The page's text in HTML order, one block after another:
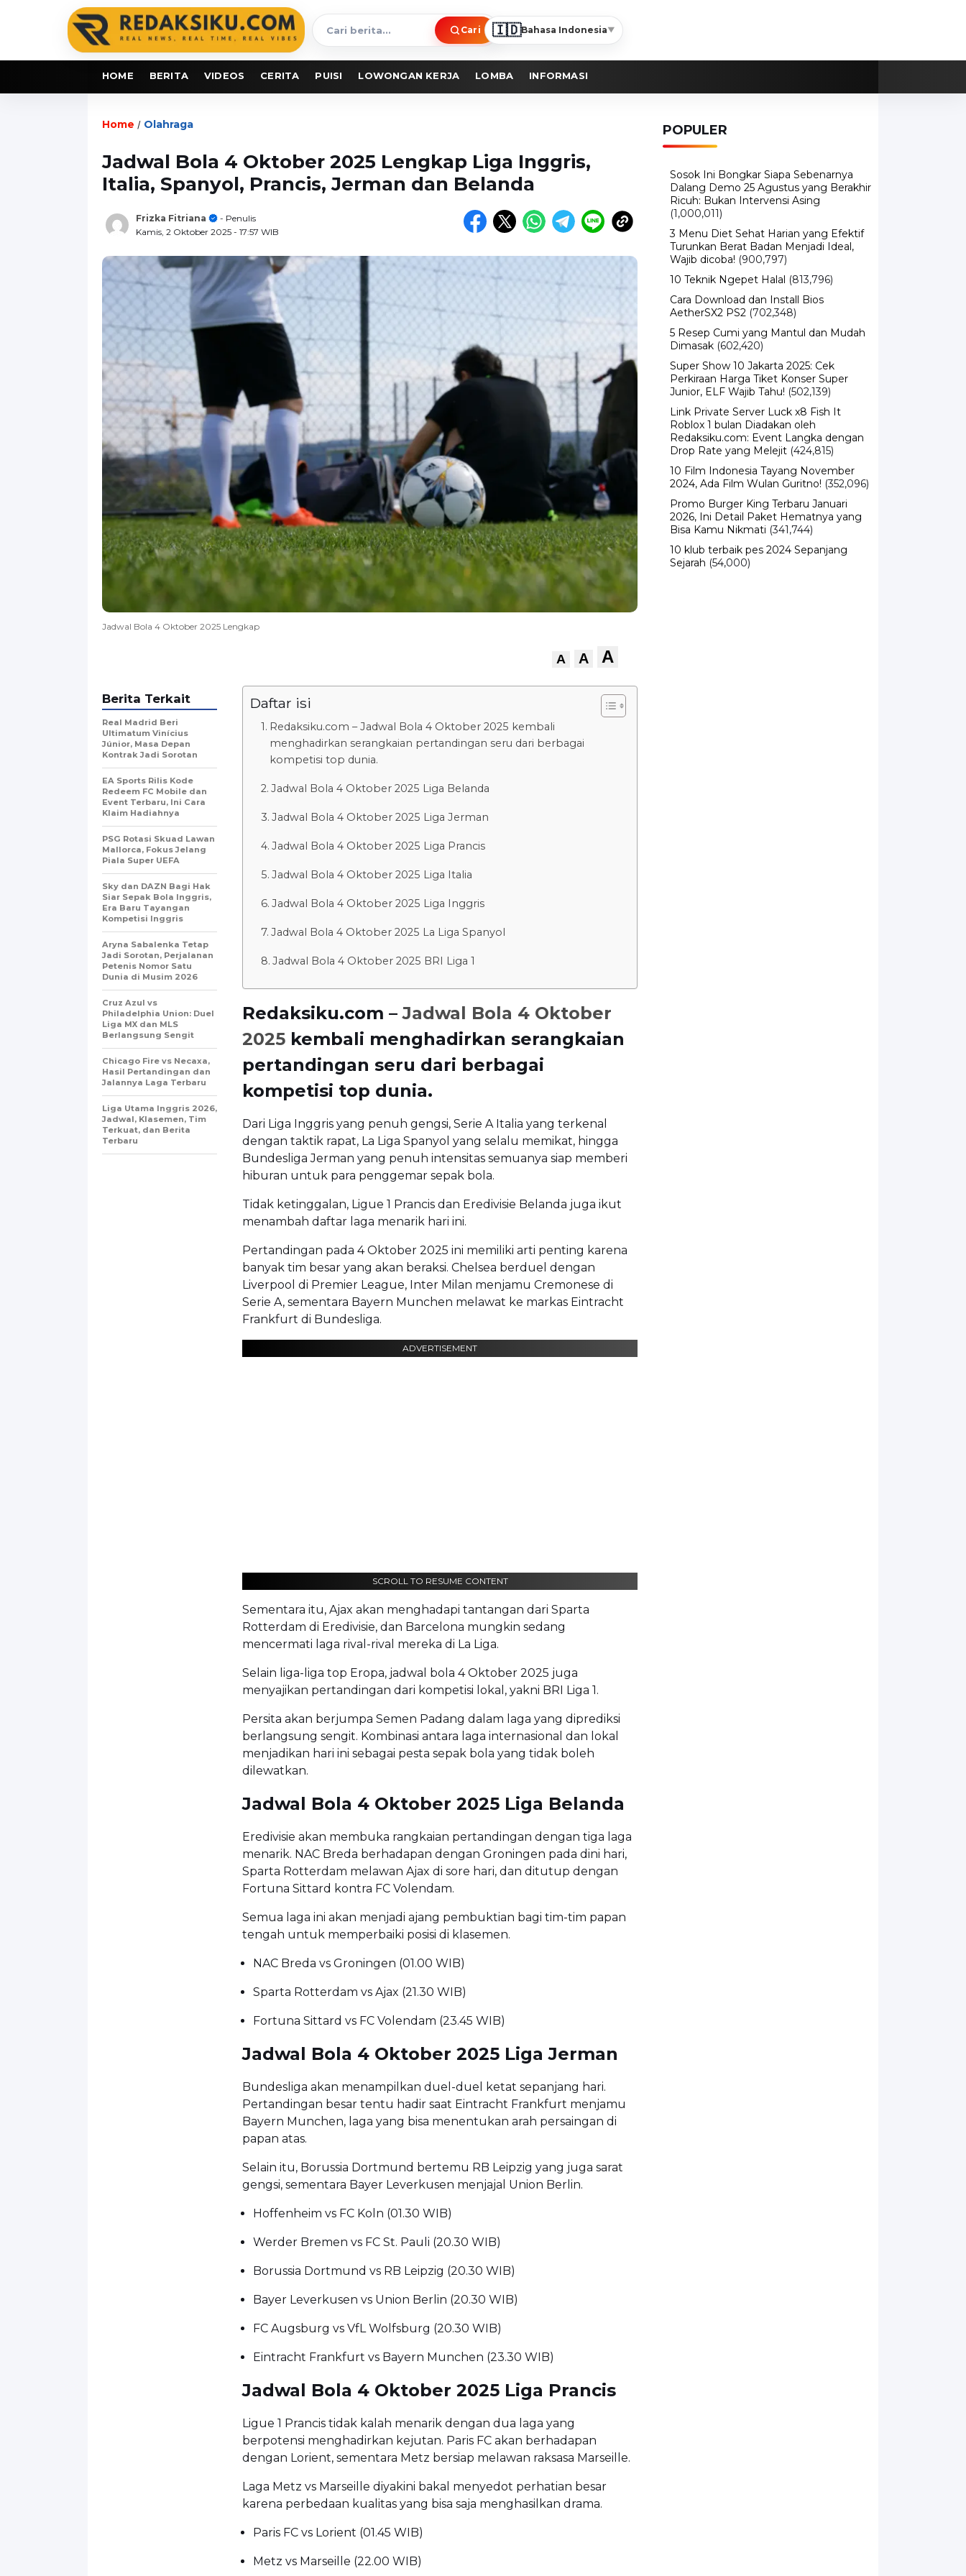
Cari
berita
Cari 🇮🇩Bahasa Indonesia▼
HOME BERITA VIDEOS CERITA PUISI LOWONGAN KERJA LOMBA INFORMASI
Home / Olahraga
Jadwal Bola 4 Oktober 2025 Lengkap Liga Inggris,
Italia, Spanyol, Prancis, Jerman dan Belanda
Frizka Fitriana
- Penulis
Kamis, 2 Oktober 2025 - 17:57 WIB
Jadwal Bola 4 Oktober 2025 Lengkap
A A A
Daftar isi
Redaksiku.com – Jadwal Bola 4 Oktober 2025 kembali
menghadirkan serangkaian pertandingan seru dari berbagai
kompetisi top dunia.
Jadwal Bola 4 Oktober 2025 Liga Belanda
Jadwal Bola 4 Oktober 2025 Liga Jerman
Jadwal Bola 4 Oktober 2025 Liga Prancis
Jadwal Bola 4 Oktober 2025 Liga Italia
Jadwal Bola 4 Oktober 2025 Liga Inggris
Jadwal Bola 4 Oktober 2025 La Liga Spanyol
Jadwal Bola 4 Oktober 2025 BRI Liga 1
Redaksiku.com –Jadwal Bola 4 Oktober
2025 kembali menghadirkan serangkaian
pertandingan seru dari berbagai
kompetisi top dunia.
Dari Liga Inggris yang penuh gengsi, Serie A Italia yang terkenal
dengan taktik rapat, La Liga Spanyol yang selalu memikat, hingga
Bundesliga Jerman yang penuh intensitas semuanya siap memberi
hiburan untuk para penggemar sepak bola.
Tidak ketinggalan, Ligue 1 Prancis dan Eredivisie Belanda juga ikut
menambah daftar laga menarik hari ini.
Pertandingan pada 4 Oktober 2025 ini memiliki arti penting karena
banyak tim besar yang akan beraksi. Chelsea berduel dengan
Liverpool di Premier League, Inter Milan menjamu Cremonese di
Serie A, sementara Bayern Munchen melawat ke markas Eintracht
Frankfurt di Bundesliga.
ADVERTISEMENT
SCROLL TO RESUME CONTENT
Sementara itu, Ajax akan menghadapi tantangan dari Sparta
Rotterdam di Eredivisie, dan Barcelona mungkin sedang
mencermati laga rival-rival mereka di La Liga.
Selain liga-liga top Eropa, jadwal bola 4 Oktober 2025 juga
menyajikan pertandingan dari kompetisi lokal, yakni BRI Liga 1.
Persita akan berjumpa Semen Padang dalam laga yang diprediksi
berlangsung sengit. Kombinasi antara laga internasional dan lokal
menjadikan hari ini sebagai pesta sepak bola yang tidak boleh
dilewatkan.
Jadwal Bola 4 Oktober 2025 Liga Belanda
Eredivisie akan membuka rangkaian pertandingan dengan tiga laga
menarik. NAC Breda berhadapan dengan Groningen pada dini hari,
Sparta Rotterdam melawan Ajax di sore hari, dan ditutup dengan
Fortuna Sittard kontra FC Volendam.
Semua laga ini akan menjadi ajang pembuktian bagi tim-tim papan
tengah untuk memperbaiki posisi di klasemen.
NAC Breda vs Groningen (01.00 WIB)
Sparta Rotterdam vs Ajax (21.30 WIB)
Fortuna Sittard vs FC Volendam (23.45 WIB)
Jadwal Bola 4 Oktober 2025 Liga Jerman
Bundesliga akan menampilkan duel-duel ketat sepanjang hari.
Pertandingan besar tentu hadir saat Eintracht Frankfurt menjamu
Bayern Munchen, laga yang bisa menentukan arah persaingan di
papan atas.
Selain itu, Borussia Dortmund bertemu RB Leipzig yang juga sarat
gengsi, sementara Bayer Leverkusen menjajal Union Berlin.
Hoffenheim vs FC Koln (01.30 WIB)
Werder Bremen vs FC St. Pauli (20.30 WIB)
Borussia Dortmund vs RB Leipzig (20.30 WIB)
Bayer Leverkusen vs Union Berlin (20.30 WIB)
FC Augsburg vs VfL Wolfsburg (20.30 WIB)
Eintracht Frankfurt vs Bayern Munchen (23.30 WIB)
Jadwal Bola 4 Oktober 2025 Liga Prancis
Ligue 1 Prancis tidak kalah menarik dengan dua laga yang
berpotensi menghadirkan kejutan. Paris FC akan berhadapan
dengan Lorient, sementara Metz bersiap melawan raksasa Marseille.
Laga Metz vs Marseille diyakini bakal menyedot perhatian besar
karena perbedaan kualitas yang bisa saja menghasilkan drama.
Paris FC vs Lorient (01.45 WIB)
Metz vs Marseille (22.00 WIB)
Berita Terkait
Real Madrid Beri
Ultimatum Vinícius
Júnior, Masa Depan
Kontrak Jadi Sorotan
EA Sports Rilis Kode
Redeem FC Mobile dan
Event Terbaru, Ini Cara
Klaim Hadiahnya
PSG Rotasi Skuad Lawan
Mallorca, Fokus Jelang
Piala Super UEFA
Sky dan DAZN Bagi Hak
Siar Sepak Bola Inggris,
Era Baru Tayangan
Kompetisi Inggris
Aryna Sabalenka Tetap
Jadi Sorotan, Perjalanan
Petenis Nomor Satu
Dunia di Musim 2026
Cruz Azul vs
Philadelphia Union: Duel
Liga MX dan MLS
Berlangsung Sengit
Chicago Fire vs Necaxa,
Hasil Pertandingan dan
Jalannya Laga Terbaru
Liga Utama Inggris 2026,
Jadwal, Klasemen, Tim
Terkuat, dan Berita
Terbaru
Ricuh: Bukan Intervensi Asing
(1,000,011)
3 Menu Diet Sehat Harian yang Efektif
Wajib dicoba! (900,797)
10 Teknik Ngepet Halal
Cara Download dan Install Bios
5 Resep Cumi yang Mantul dan Mudah
Super Show 10 Jakarta 2025: Cek
Junior, ELF Wajib Tahu! (502,139)
Link Private Server Luck x8 Fish It
Redaksiku.com: Event Langka dengan
Drop Rate yang Melejit (424,815)
10 Film Indonesia Tayang November
Promo Burger King Terbaru Januari
Bisa Kamu Nikmati
(341,744)
10 klub terbaik pes 2024 Sepanjang